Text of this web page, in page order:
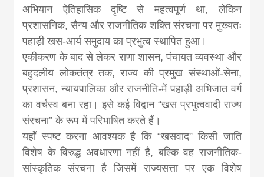
अभियान ऐतिहासिक दृष्टि से महत्वपूर्ण था, लेकिन
प्रशासनिक, सैन्य और राजनीतिक शक्ति संरचना पर मुख्यतः
पहाड़ी खस-आर्य समुदाय का प्रभुत्व स्थापित हुआ।
एकीकरण के बाद से लेकर राणा शासन, पंचायत व्यवस्था और
बहुदलीय लोकतंत्र तक, राज्य की प्रमुख संस्थाओं-सेना,
प्रशासन, न्यायपालिका और राजनीति-में पहाड़ी अभिजात वर्ग
का वर्चस्व बना रहा। इसे कई विद्वान “खस प्रभुत्ववादी राज्य
संरचना” के रूप में परिभाषित करते हैं।
यहाँ स्पष्ट करना आवश्यक है कि “खसवाद” किसी जाति
विशेष के विरुद्ध अवधारणा नहीं है, बल्कि वह राजनीतिक-
सांस्कृतिक संरचना है जिसमें राज्यसत्ता पर एक विशेष